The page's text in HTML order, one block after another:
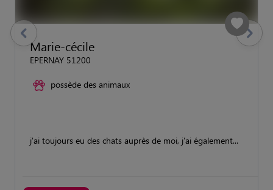
Marie-cécile
EPERNAY 51200
possède des animaux
j'ai toujours eu des chats auprès de moi, j'ai également...
previous Suivant